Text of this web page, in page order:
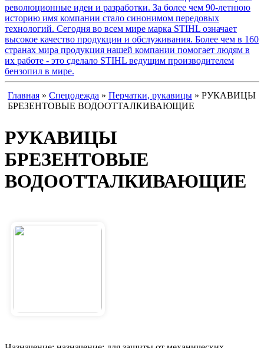
революционные идеи и разработки. За более чем 90-летнюю
историю имя компании стало синонимом передовых
технологий. Сегодня во всем мире марка STIHL означает
высокое качество продукции и обслуживания. Более чем в 160
странах мира продукция нашей компании помогает людям в
их работе - это сделало STIHL ведущим производителем
бензопил в мире.
Главная » Спецодежда » Перчатки, рукавицы » РУКАВИЦЫ
БРЕЗЕНТОВЫЕ ВОДООТТАЛКИВАЮЩИЕ
РУКАВИЦЫ
БРЕЗЕНТОВЫЕ
ВОДООТТАЛКИВАЮЩИЕ